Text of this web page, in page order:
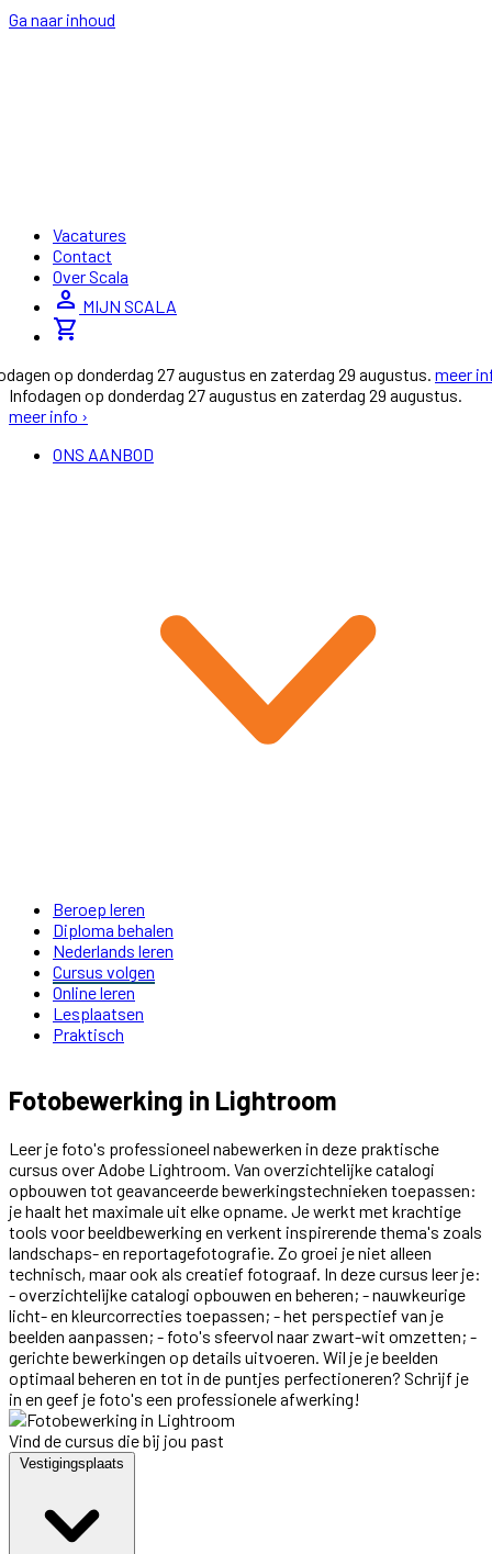
Ga naar inhoud
Vacatures
Contact
Over Scala
person MIJN SCALA
shopping_cart
op donderdag 27 augustus en zaterdag 29 augustus. meer
Infodagen op donderdag 27 augustus en zaterdag 29 augustus.
meer info ›
ONS AANBOD
Beroep leren
Diploma behalen
Nederlands leren
Cursus volgen
Online leren
Lesplaatsen
Praktisch
Fotobewerking in Lightroom
Leer je foto's professioneel nabewerken in deze praktische
cursus over Adobe Lightroom. Van overzichtelijke catalogi
opbouwen tot geavanceerde bewerkingstechnieken toepassen:
je haalt het maximale uit elke opname. Je werkt met krachtige
tools voor beeldbewerking en verkent inspirerende thema's zoals
landschaps- en reportagefotografie. Zo groei je niet alleen
technisch, maar ook als creatief fotograaf. In deze cursus leer je:
- overzichtelijke catalogi opbouwen en beheren; - nauwkeurige
licht- en kleurcorrecties toepassen; - het perspectief van je
beelden aanpassen; - foto's sfeervol naar zwart-wit omzetten; -
gerichte bewerkingen op details uitvoeren. Wil je je beelden
optimaal beheren en tot in de puntjes perfectioneren? Schrijf je
in en geef je foto's een professionele afwerking!
Vind de cursus die bij jou past
Vestigingsplaats